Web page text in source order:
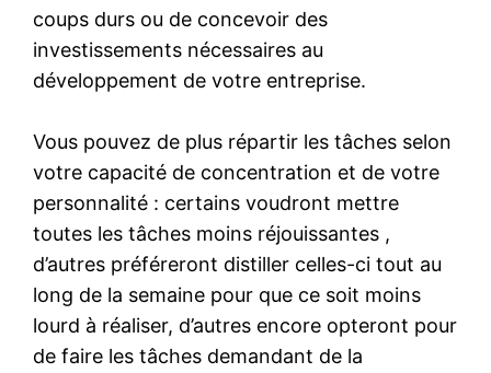
coups durs ou de concevoir des
investissements nécessaires au
développement de votre entreprise.
Vous pouvez de plus répartir les tâches selon
votre capacité de concentration et de votre
personnalité : certains voudront mettre
toutes les tâches moins réjouissantes ,
d’autres préféreront distiller celles-ci tout au
long de la semaine pour que ce soit moins
lourd à réaliser, d’autres encore opteront pour
de faire les tâches demandant de la